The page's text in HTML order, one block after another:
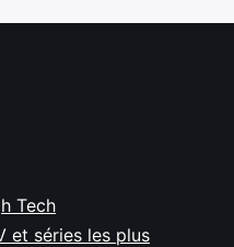
Tech
et séries les plus